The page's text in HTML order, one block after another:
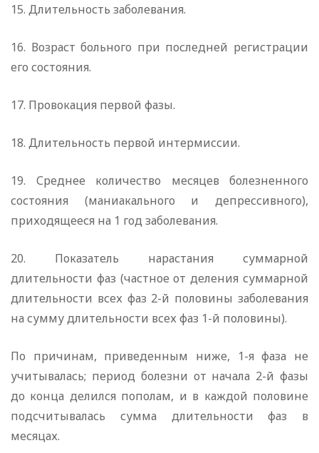
15. Длительность заболевания.
16. Возраст больного при последней регистрации
его состояния.
17. Провокация первой фазы.
18. Длительность первой интермиссии.
19. Среднее количество месяцев болезненного
состояния (маниакального и депрессивного),
приходящееся на 1 год заболевания.
20. Показатель нарастания суммарной
длительности фаз (частное от деления суммарной
длительности всех фаз 2-й половины заболевания
на сумму длительности всех фаз 1-й половины).
По причинам, приведенным ниже, 1-я фаза не
учитывалась; период болезни от начала 2-й фазы
до конца делился пополам, и в каждой половине
подсчитывалась сумма длительности фаз в
месяцах.